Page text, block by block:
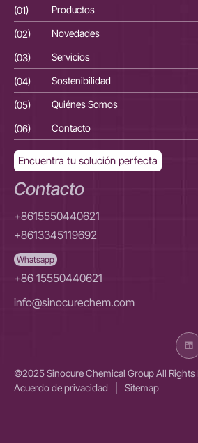
(01) Productos
(02)
Novedades
(03)
Servicios
(04)
Sostenibilidad
(05)
Quiénes Somos
(06)
Contacto
Encuentra tu solución perfecta
Contacto
+8615550440621
+8613345119692
Whatsapp
+86 15550440621
info@sinocurechem.com
©2025 Sinocure Chemical Group All Rights
Acuerdo de privacidad
Sitemap